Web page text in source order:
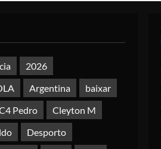
2026
Argentina
baixar
Pedro
Cleyton M
Desporto